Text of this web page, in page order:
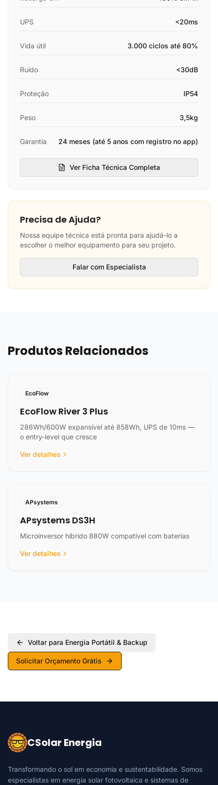
UPS <20ms
Vida útil 3.000 ciclos até 80%
Ruído <30dB
Proteção IP54
Peso 3,5kg
Garantia 24 meses (até 5 anos com registro no app)
Ver Ficha Técnica Completa
Precisa de Ajuda?
Nossa equipe técnica está pronta para ajudá-lo a
escolher o melhor equipamento para seu projeto.
Falar com Especialista
Produtos Relacionados
EcoFlow
EcoFlow River 3 Plus
286Wh/600W expansível até 858Wh, UPS de 10ms —
o entry-level que cresce
Ver detalhes
APsystems
APsystems DS3H
Microinversor híbrido 880W compatível com baterias
Ver detalhes
Voltar para Energia Portátil & Backup
Solicitar Orçamento Grátis
CSolar Energia
Transformando o sol em economia e sustentabilidade. Somos
especialistas em energia solar fotovoltaica e sistemas de